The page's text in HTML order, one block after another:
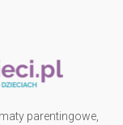
parentingowe,